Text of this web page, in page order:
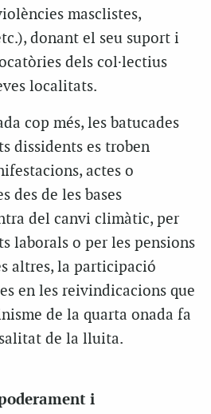
masclistes,
donant el seu suport i
dels col·lectius
localitats.
cop més, les batucades
dissidents es troben
actes o
des de les bases
del canvi climàtic, per
laborals o per les pensions
altres, la participació
en les reivindicacions que
de la quarta onada fa
de la lluita.
i